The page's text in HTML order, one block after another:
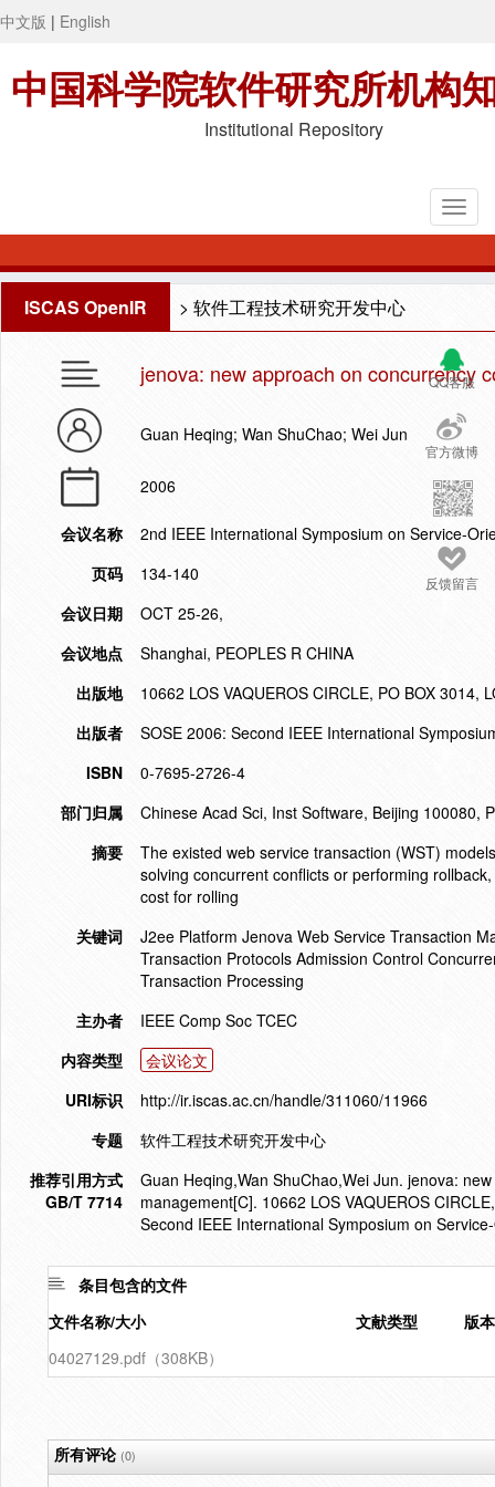
中文版 | English
中国科学院软件研究所机构
Institutional Repository
ISCAS OpenIR > 软件工程技术研究开发中心
QQ客服
官方微博
反馈留言
jenova: new approach on concurrency
Guan Heqing; Wan ShuChao; Wei Jun
2006
会议名称
2nd IEEE International Symposium on Service-
页码
134-140
会议日期
OCT 25-26,
会议地点
Shanghai, PEOPLES R CHINA
出版地
10662 LOS VAQUEROS CIRCLE, PO BOX 3014,
出版者
SOSE 2006: Second IEEE International
ISBN
0-7695-2726-4
部门归属
Chinese Acad Sci, Inst Software, Beijing 100080,
摘要
The existed web service transaction (WST)
solving concurrent conflicts or performing
cost for rolling
关键词
J2ee Platform Jenova Web Service Transaction
Transaction Protocols Admission Control
Transaction Processing
主办者
IEEE Comp Soc TCEC
内容类型
会议论文
URI标识
http://ir.iscas.ac.cn/handle/311060/11966
专题
软件工程技术研究开发中心
推荐引用方式
GB/T 7714
Guan Heqing,Wan ShuChao,Wei Jun. jenova:
management[C]. 10662 LOS VAQUEROS
Second IEEE International Symposium on
条目包含的文件
文件名称/大小
文献类型
版
04027129.pdf（308KB）
所有评论(0)